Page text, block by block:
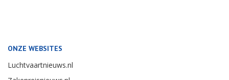
ONZE WEBSITES
Luchtvaartnieuws.nl